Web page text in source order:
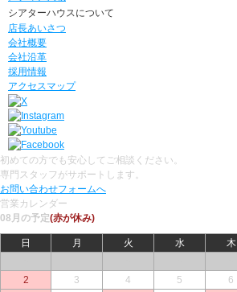
シアターハウスについて
店長あいさつ
会社概要
会社沿革
採用情報
アクセスマップ
初めての方でも安心してご相談ください。
専門スタッフがサポートします。
お問い合わせフォームへ
営業カレンダー
08月の予定(赤が休み)
日 月 火 水 木
2
3 4 5 6